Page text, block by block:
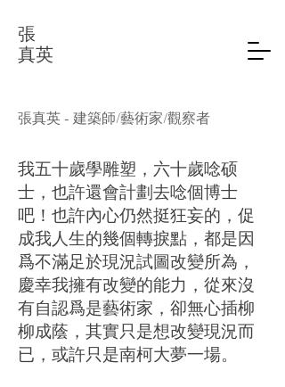
張
真英
張真英 - 建築師/藝術家/觀察者
我五十歲學雕塑，六十歲唸硕
士，也許還會計劃去唸個博士
吧！也許內心仍然挺狂妄的，促
成我人生的幾個轉捩點，都是因
爲不滿足於現況試圖改變所為，
慶幸我擁有改變的能力，從來沒
有自認爲是藝術家，卻無心插柳
柳成蔭，其實只是想改變現況而
已，或許只是南柯大夢一場。